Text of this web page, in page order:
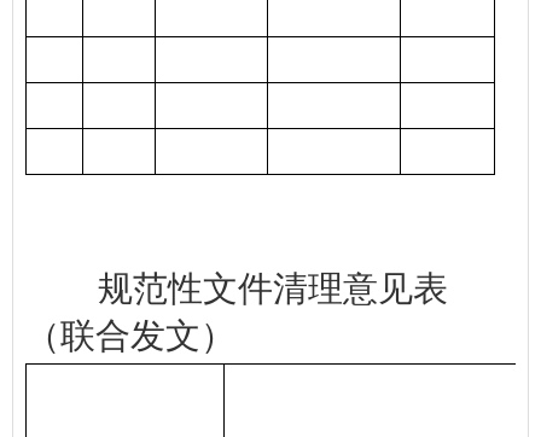
规范性文件清理意见表
（联合发文）